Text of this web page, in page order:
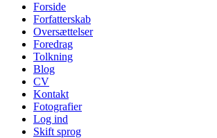
Forside
Forfatterskab
Oversættelser
Foredrag
Tolkning
Blog
CV
Kontakt
Fotografier
Log ind
Skift sprog